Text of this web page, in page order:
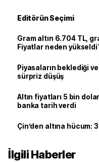
Editörün Seçimi
Gram altın 6.704 TL,
Fiyatlar neden
Piyasaların beklediği
sürpriz düşüş
Altın fiyatları 5 bin
banka tarih verdi
Çin’den altına hücum:
İlgili Haberler